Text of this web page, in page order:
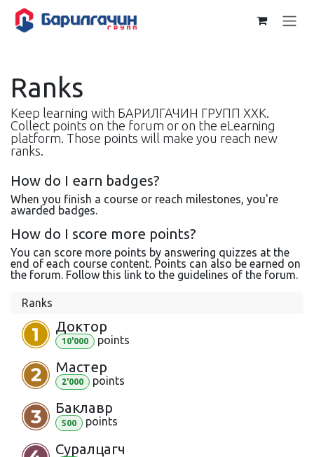
Skip to Content
Ranks
Keep learning with БАРИЛГАЧИН ГРУПП ХХК.
Collect points on the forum or on the eLearning
platform. Those points will make you reach new
ranks.
How do I earn badges?
When you finish a course or reach milestones, you're
awarded badges.
How do I score more points?
You can score more points by answering quizzes at the
end of each course content. Points can also be earned on
the forum. Follow this link to the guidelines of the forum.
Ranks
Доктор
10'000 points
Мастер
2'000 points
Баклавр
500 points
Суралцагч